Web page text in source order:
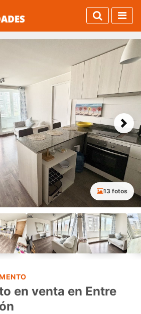
Next
13 fotos
en venta en Entre